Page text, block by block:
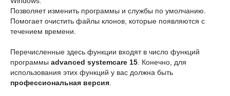
Позволяет изменить программы и службы по умолчанию.
Помогает очистить файлы клонов, которые появляются с
течением времени.
Перечисленные здесь функции входят в число функций
программы advanced systemcare 15 . Конечно, для
использования этих функций у вас должна быть
профессиональная версия